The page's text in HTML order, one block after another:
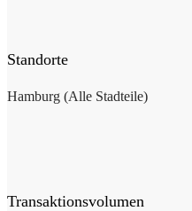
Standorte
Hamburg (Alle Stadteile)
Transaktionsvolumen